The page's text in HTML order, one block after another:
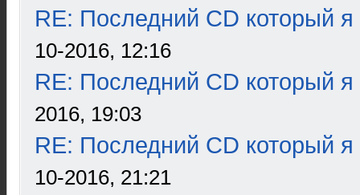
RE: Последний CD который я
10-2016, 12:16
RE: Последний CD который я
2016, 19:03
RE: Последний CD который я
10-2016, 21:21